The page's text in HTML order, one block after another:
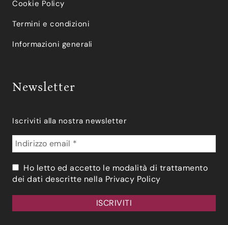
Cookie Policy
Termini e condizioni
Informazioni generali
Newsletter
Iscriviti alla nostra newsletter
Ho letto ed accetto le modalità di trattamento
dei dati descritte nella Privacy Policy